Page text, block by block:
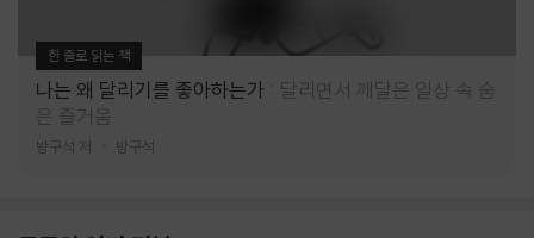
한 줄로 읽는 책
나는 왜 달리기를 좋아하는가
달리면서 깨달은 일상 속 숨
은 즐거움
방구석 저 방구석